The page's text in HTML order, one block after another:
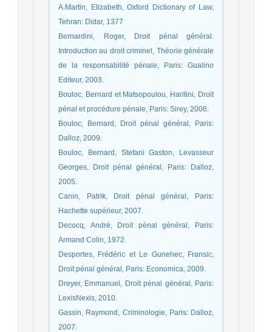
A.Martin, Elizabeth, Oxford Dictionary of Law,
Tehran: Didar, 1377
Bernardini, Roger, Droit pénal général.
Introduction au droit criminel, Théorie générale
de la responsabilité pénale, Paris: Gualino
Editeur, 2003.
Bouloc, Bernard et Matsopoulou, Haritini, Droit
pénal et procédure pénale, Paris: Sirey, 2006.
Bouloc, Bernard, Droit pénal général, Paris:
Dalloz, 2009.
Bouloc, Bernard, Stefani Gaston, Levasseur
Georges, Droit pénal général, Paris: Dalloz,
2005.
Canin, Patrik, Droit pénal général, Paris:
Hachette supérieur, 2007.
Decocq, André, Droit pénal général, Paris:
Armand Colin, 1972.
Desportes, Frédéric et Le Gunehec, Fransic,
Droit pénal général, Paris: Economica, 2009.
Dreyer, Emmanuel, Droit pénal général, Paris:
LexisNexis, 2010.
Gassin, Raymond, Criminologie, Paris: Dalloz,
2007.